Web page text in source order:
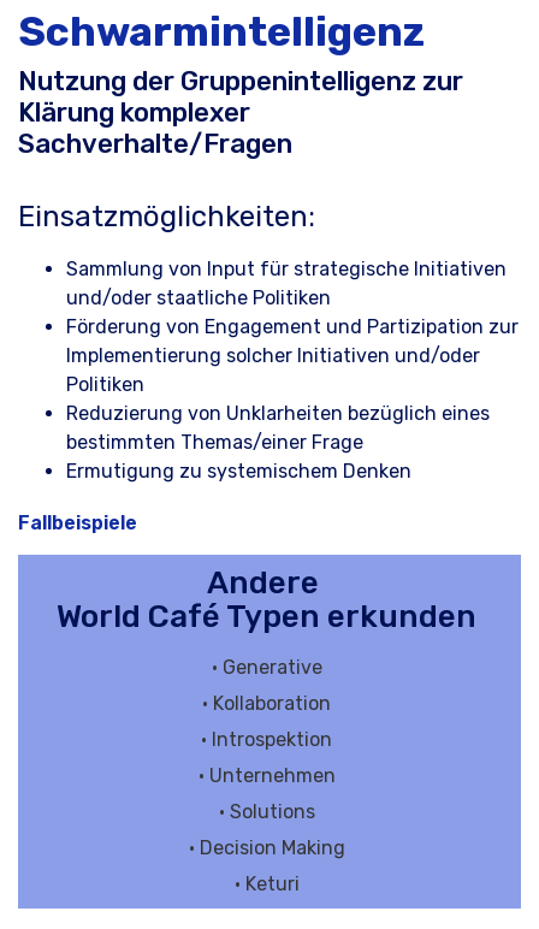
Erstgespräch
World Cafe Online-Kurs
Schwarmintelligenz
Nutzung der Gruppenintelligenz zur
Klärung komplexer
Sachverhalte/Fragen
Einsatzmöglichkeiten:
Sammlung von Input für strategische Initiativen
und/oder staatliche Politiken
Förderung von Engagement und Partizipation zur
Implementierung solcher Initiativen und/oder
Politiken
Reduzierung von Unklarheiten bezüglich eines
bestimmten Themas/einer Frage
Ermutigung zu systemischem Denken
Fallbeispiele
Andere
World Café Typen erkunden
• Generative
• Kollaboration
• Introspektion
• Unternehmen
• Solutions
• Decision Making
• Keturi